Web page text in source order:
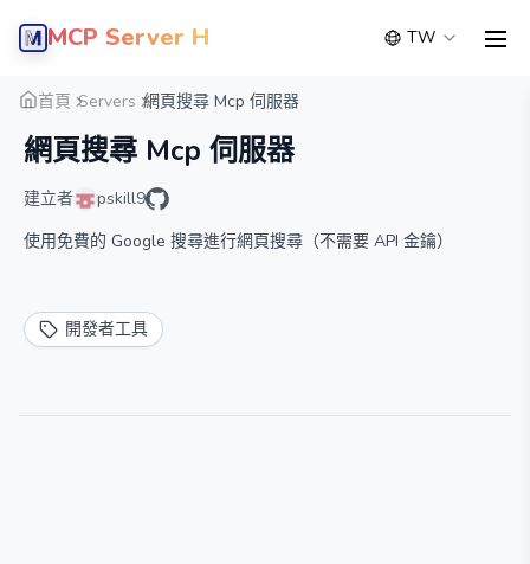
MCP Server Hub TW
首頁 Servers 網頁搜尋 Mcp 伺服器
網頁搜尋 Mcp 伺服器
建立者
pskill9
使用免費的 Google 搜尋進行網頁搜尋（不需要 API 金鑰）
開發者工具
概覽 詳細